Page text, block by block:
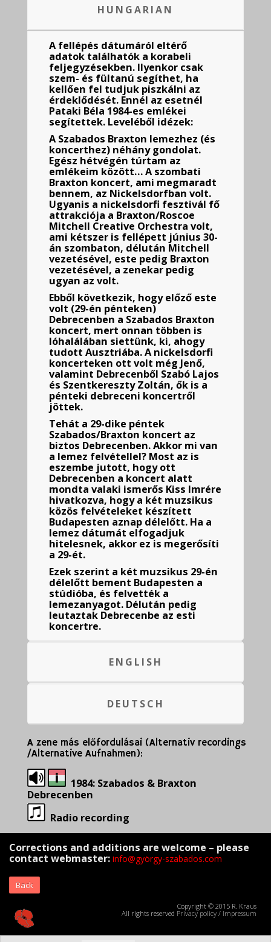
HUNGARIAN
A fellépés dátumáról eltérő
adatok találhatók a korabeli
feljegyzésekben. Ilyenkor csak
szem- és fültanú segíthet, ha
kellően fel tudjuk piszkálni az
érdeklődését. Ennél az esetnél
Pataki Béla 1984-es emlékei
segítettek. Leveléből idézek:
A Szabados Braxton lemezhez (és
koncerthez) néhány gondolat.
Egész hétvégén túrtam az
emlékeim között… A szombati
Braxton koncert, ami megmaradt
bennem, az Nickelsdorfban volt.
Ugyanis a nickelsdorfi fesztivál fő
attrakciója a Braxton/Roscoe
Mitchell Creative Orchestra volt,
ami kétszer is fellépett június 30-
án szombaton, délután Mitchell
vezetésével, este pedig Braxton
vezetésével, a zenekar pedig
ugyan az volt.
Ebből következik, hogy előző este
volt (29-én pénteken)
Debrecenben a Szabados Braxton
koncert, mert onnan többen is
lóhalálában siettünk, ki, ahogy
tudott Ausztriába. A nickelsdorfi
koncerteken ott volt még Jenő,
valamint Debrecenből Szabó Lajos
és Szentkereszty Zoltán, ők is a
pénteki debreceni koncertről
jöttek.
Tehát a 29-dike péntek
Szabados/Braxton koncert az
biztos Debrecenben. Akkor mi van
a lemez felvétellel? Most az is
eszembe jutott, hogy ott
Debrecenben a koncert alatt
mondta valaki ismerős Kiss Imrére
hivatkozva, hogy a két muzsikus
közös felvételeket készített
Budapesten aznap délelőtt. Ha a
lemez dátumát elfogadjuk
hitelesnek, akkor ez is megerősíti
a 29-ét.
Ezek szerint a két muzsikus 29-én
délelőtt bement Budapesten a
stúdióba, és felvették a
lemezanyagot. Délután pedig
leutaztak Debrecenbe az esti
koncertre.
ENGLISH
DEUTSCH
A zene más előfordulásai (Alternativ recordings
/Alternative Aufnahmen):
1984: Szabados & Braxton
Debrecenben
Radio recording
Corrections and additions are welcome – please
contact webmaster: info@györgy-szabados.com
Back
Copyright © 2015 R. Kraus
All rights reserved Privacy policy / Impressum